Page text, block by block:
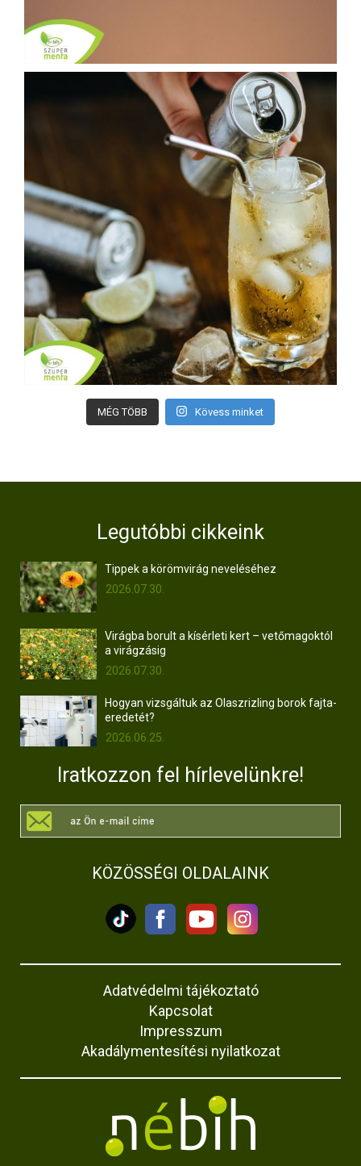
MÉG TÖBB Kövess minket
Legutóbbi cikkeink
Tippek a körömvirág neveléséhez
2026.07.30.
Virágba borult a kísérleti kert – vetőmagoktól
a virágzásig
2026.07.30.
Hogyan vizsgáltuk az Olaszrizling borok fajta-
eredetét?
2026.06.25.
Iratkozzon fel hírlevelünkre!
KÖZÖSSÉGI OLDALAINK
Adatvédelmi tájékoztató
Kapcsolat
Impresszum
Akadálymentesítési nyilatkozat